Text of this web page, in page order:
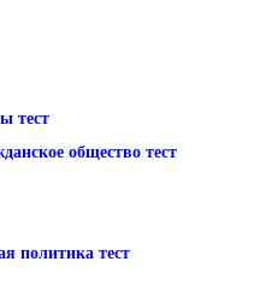
тест
общество тест
политика тест